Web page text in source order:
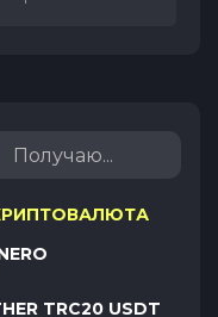
TRC20 USDT